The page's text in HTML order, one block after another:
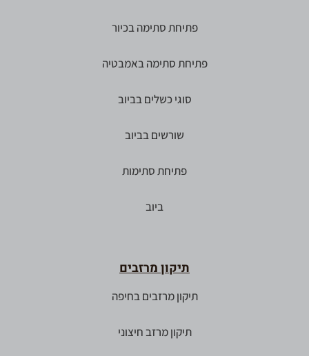
פתיחת סתימה בכיור
פתיחת סתימה באמבטיה
סוגי כשלים בביוב
שורשים בביוב
פתיחת סתימות
ביוב
תיקון מרזבים
תיקון מרזבים בחיפה
תיקון מרזב חיצוני